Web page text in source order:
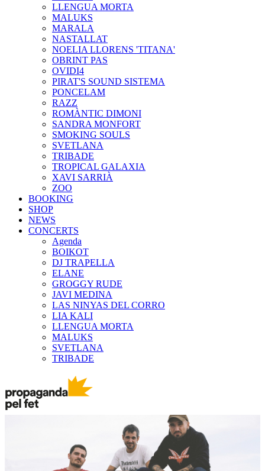
LLENGUA MORTA
MALUKS
MARALA
NASTALLAT
NOELIA LLORENS 'TITANA'
OBRINT PAS
OVIDI4
PIRAT'S SOUND SISTEMA
PONCELAM
RAZZ
ROMÀNTIC DIMONI
SANDRA MONFORT
SMOKING SOULS
SVETLANA
TRIBADE
TROPICAL GALAXIA
XAVI SARRIÀ
ZOO
BOOKING
SHOP
NEWS
CONCERTS
Agenda
BOIKOT
DJ TRAPELLA
ELANE
GROGGY RUDE
JAVI MEDINA
LAS NINYAS DEL CORRO
LIA KALI
LLENGUA MORTA
MALUKS
SVETLANA
TRIBADE